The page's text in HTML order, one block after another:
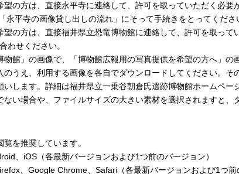
望の方は、直接永平寺に連絡して、許可を取っていただく必
永平寺の画像貸し出しの流れ」にそって手続きをとってくださ
望の方は、直接福井県立恐竜博物館に連絡して、許可を取っ
わせください。
物館」の画像で、「博物館広報用の写真提供を希望の方へ」
のうえ、利用する画像を各自でダウンロードしてください。
します。詳細は福井県立一乗谷朝倉氏遺跡博物館ホームペー
い場合や、ファイルサイズの大きい素材を選択されますと
を推奨しています。
、iOS（各最新バージョンおよび1つ前のバージョン）
、Google Chrome、Safari（各最新バージョンおよび1つ前